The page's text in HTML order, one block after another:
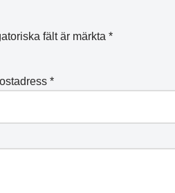
fält är märkta *
*